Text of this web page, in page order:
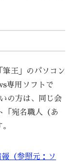
王」のパソコン
専用ソフトで
の方は、同じ会
「宛名職人（あ
（参照元：ソ